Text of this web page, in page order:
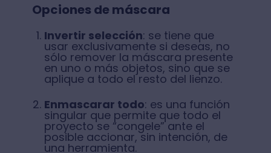
Opciones de máscara
Invertir selección: se tiene que
usar exclusivamente si deseas, no
sólo remover la máscara presente
en uno o más objetos, sino que se
aplique a todo el resto del lienzo.
Enmascarar todo: es una función
singular que permite que todo el
proyecto se “congele” ante el
posible accionar, sin intención, de
una herramienta.